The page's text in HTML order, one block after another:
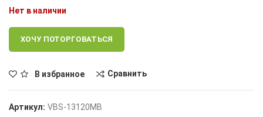
Нет в наличии
ХОЧУ ПОТОРГОВАТЬСЯ
В избранное Сравнить
Артикул: VBS-13120MB